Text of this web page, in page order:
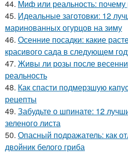
44. Миф или реальность: почему
45. Идеальные заготовки: 12
маринованных огурцов на зиму
46. Осенние посадки: какие
красивого сада в следующем
47. Живы ли розы после
реальность
48. Как спасти подмерзшую
рецепты
49. Забудьте о шпинате: 12
зеленого листа
50. Опасный подражатель: как
двойник белого гриба